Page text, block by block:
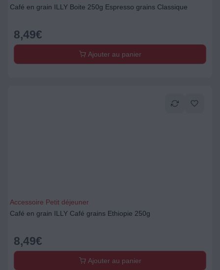
Café en grain ILLY Boite 250g Espresso grains Classique
8,49€
Ajouter au panier
Accessoire Petit déjeuner
Café en grain ILLY Café grains Ethiopie 250g
8,49€
Ajouter au panier